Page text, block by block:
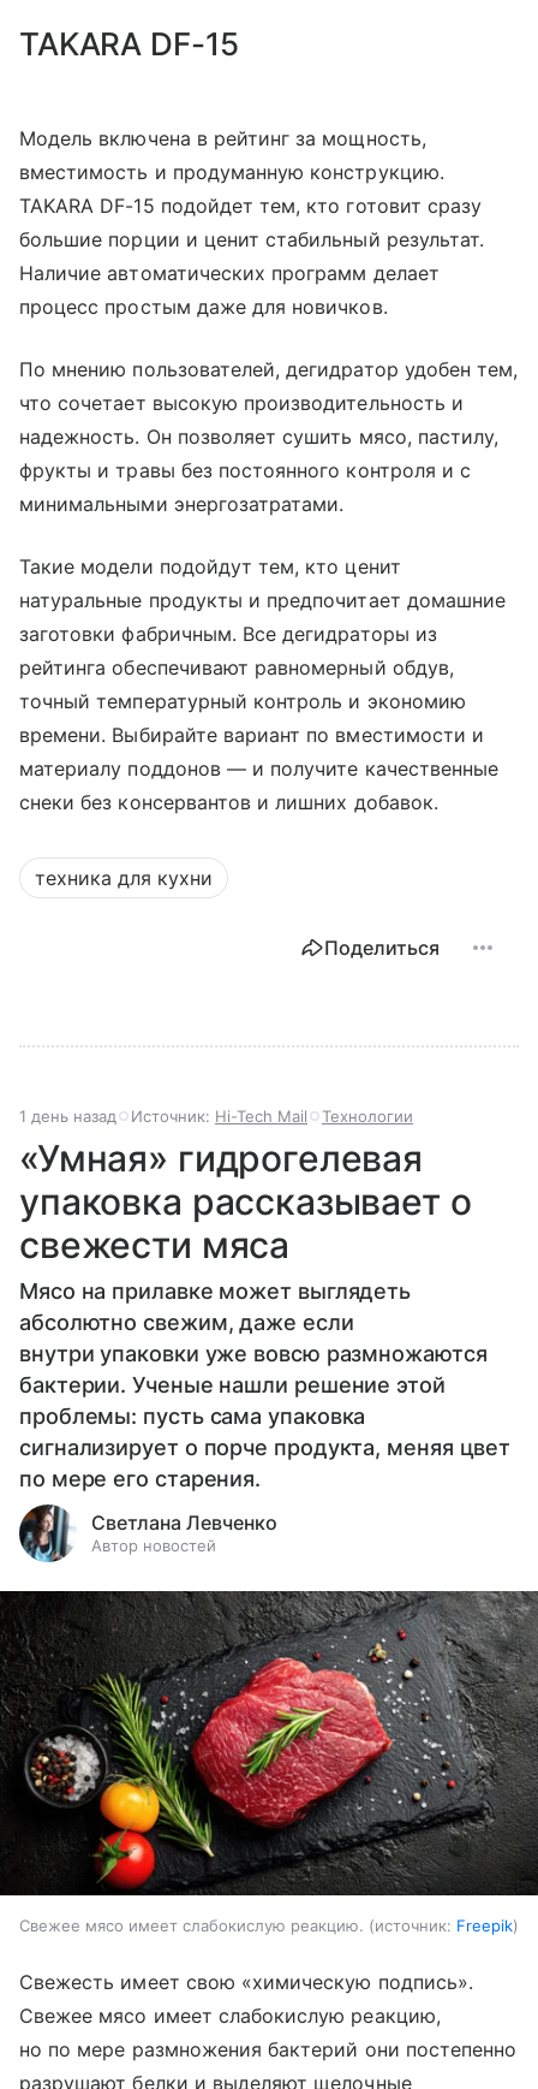
TAKARA DF-15
Модель включена в рейтинг за мощность,
вместимость и продуманную конструкцию.
TAKARA DF-15 подойдет тем, кто готовит сразу
большие порции и ценит стабильный результат.
Наличие автоматических программ делает
процесс простым даже для новичков.
По мнению пользователей, дегидратор удобен тем,
что сочетает высокую производительность и
надежность. Он позволяет сушить мясо, пастилу,
фрукты и травы без постоянного контроля и с
минимальными энергозатратами.
Такие модели подойдут тем, кто ценит
натуральные продукты и предпочитает домашние
заготовки фабричным. Все дегидраторы из
рейтинга обеспечивают равномерный обдув,
точный температурный контроль и экономию
времени. Выбирайте вариант по вместимости и
материалу поддонов — и получите качественные
снеки без консервантов и лишних добавок.
техника для кухни
Поделиться
1 день назад Источник: Hi-Tech Mail Технологии
«Умная» гидрогелевая
упаковка рассказывает о
свежести мяса
Мясо на прилавке может выглядеть
абсолютно свежим, даже если
внутри упаковки уже вовсю размножаются
бактерии. Ученые нашли решение этой
проблемы: пусть сама упаковка
сигнализирует о порче продукта, меняя цвет
по мере его старения.
Светлана Левченко
Автор новостей
Свежее мясо имеет слабокислую реакцию. источник: Freepik
Свежесть имеет свою «химическую подпись».
Свежее мясо имеет слабокислую реакцию,
но по мере размножения бактерий они постепенно
разрушают белки и выделяют щелочные